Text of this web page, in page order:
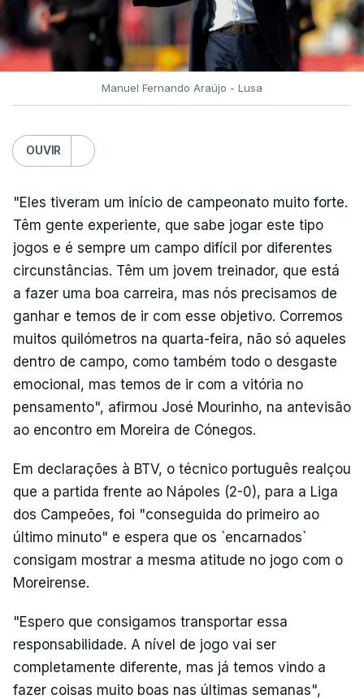
Manuel Fernando Araújo - Lusa
OUVIR
"Eles tiveram um início de campeonato muito forte.
Têm gente experiente, que sabe jogar este tipo
jogos e é sempre um campo difícil por diferentes
circunstâncias. Têm um jovem treinador, que está
a fazer uma boa carreira, mas nós precisamos de
ganhar e temos de ir com esse objetivo. Corremos
muitos quilómetros na quarta-feira, não só aqueles
dentro de campo, como também todo o desgaste
emocional, mas temos de ir com a vitória no
pensamento", afirmou José Mourinho, na antevisão
ao encontro em Moreira de Cónegos.
Em declarações à BTV, o técnico português realçou
que a partida frente ao Nápoles (2-0), para a Liga
dos Campeões, foi "conseguida do primeiro ao
último minuto" e espera que os `encarnados`
consigam mostrar a mesma atitude no jogo com o
Moreirense.
"Espero que consigamos transportar essa
responsabilidade. A nível de jogo vai ser
completamente diferente, mas já temos vindo a
fazer coisas muito boas nas últimas semanas",